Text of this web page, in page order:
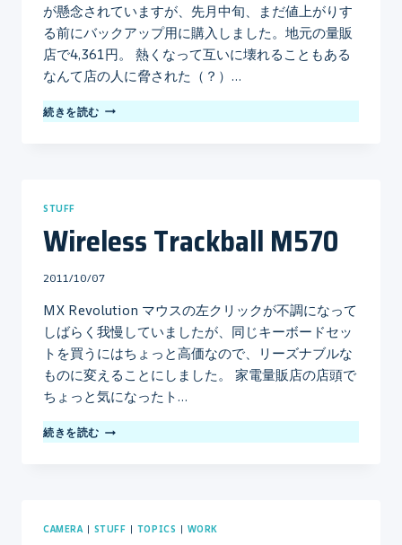
が懸念されていますが、先月中旬、まだ値上がりす
る前にバックアップ用に購入しました。地元の量販
店で4,361円。 熱くなって互いに壊れることもある
なんて店の人に脅された（？）…
続きを読む HDD
増
STUFF
Wireless Trackball M570
By
2011/10/07
MX Revolution マウスの左クリックが不調になって
しばらく我慢していましたが、同じキーボードセッ
トを買うにはちょっと高価なので、リーズナブルな
ものに変えることにしました。 家電量販店の店頭で
ちょっと気になったト…
続きを読む WIRELESS
TRACKBALL
CAMERA| STUFF | TOPICS | WORK